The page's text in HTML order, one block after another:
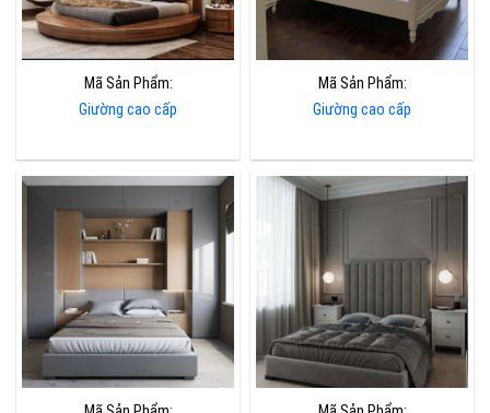
Mã Sản Phẩm:
Giường cao cấp
Mã Sản Phẩm:
Giường cao cấp